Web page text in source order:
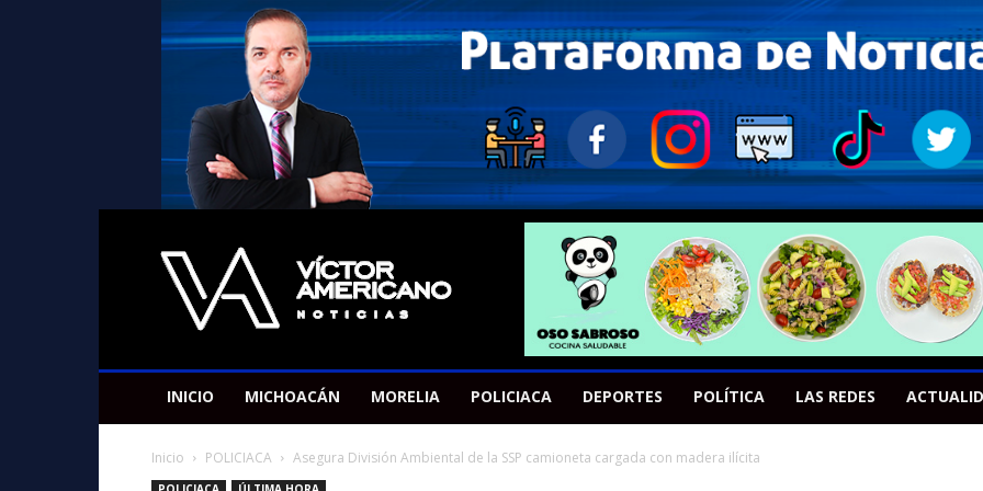
Americano
Victor
INICIO MICHOACÁN MORELIA POLICIACA DEPORTES POLÍTICA LAS REDES
Inicio POLICIACA Asegura División Ambiental de la SSP camioneta cargada con madera ilícita